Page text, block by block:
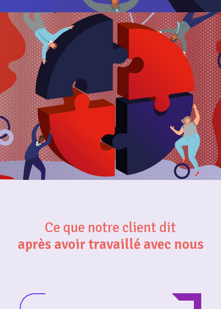
Ce que notre client dit
après avoir travaillé avec nous